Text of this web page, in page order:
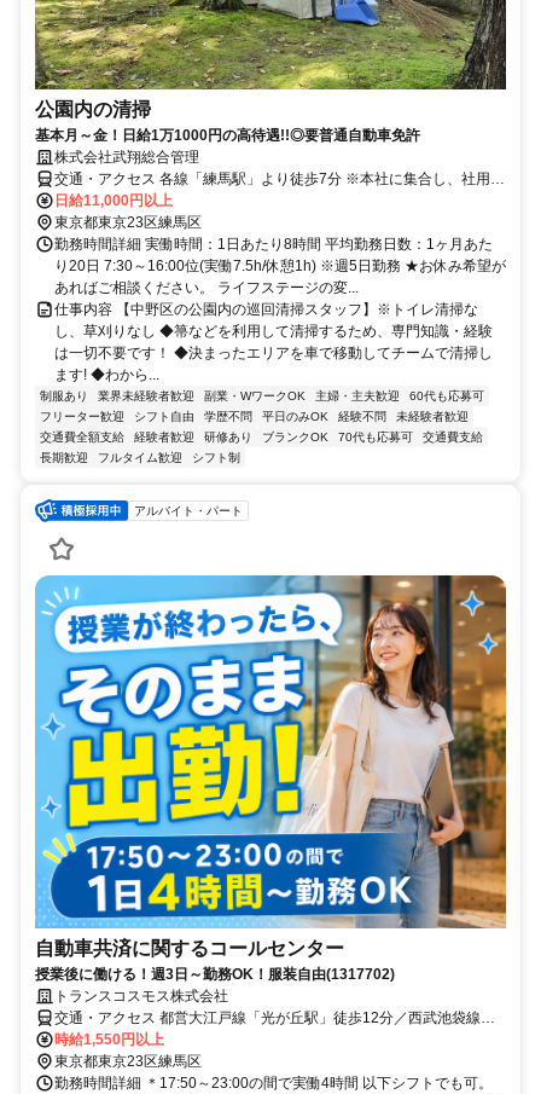
公園内の清掃
基本月～金！日給1万1000円の高待遇!!◎要普通自動車免許
株式会社武翔総合管理
交通・アクセス 各線「練馬駅」より徒歩7分 ※本社に集合し、社用車
で指定されたエリアに向かいます！
日給11,000円以上
東京都東京23区練馬区
勤務時間詳細 実働時間：1日あたり8時間 平均勤務日数：1ヶ月あた
り20日 7:30～16:00位(実働7.5h/休憩1h) ※週5日勤務 ★お休み希望が
あればご相談ください。 ライフステージの変...
仕事内容 【中野区の公園内の巡回清掃スタッフ】※トイレ清掃な
し、草刈りなし ◆箒などを利用して清掃するため、専門知識・経験
は一切不要です！ ◆決まったエリアを車で移動してチームで清掃し
ます! ◆わから...
制服あり 業界未経験者歓迎 副業・WワークOK 主婦・主夫歓迎
60代も応募可
フリーター歓迎
シフト自由 学歴不問 平日のみOK 経験不問
未経験者歓迎
交通費全額支給
経験者歓迎 研修あり ブランクOK 70代も応募可
交通費支給
長期歓迎
フルタイム歓迎 シフト制
アルバイト・パート
自動車共済に関するコールセンター
授業後に働ける！週3日～勤務OK！服装自由(1317702)
トランスコスモス株式会社
交通・アクセス 都営大江戸線「光が丘駅」徒歩12分／西武池袋線
「石神井公園駅」より西武バス「ホテルカデンツァ東京」下車徒歩2
分／東武東上線「成増駅」より西武バス「ホテルカデンツァ東京」下
車徒歩1分
時給1,550円以上
東京都東京23区練馬区
勤務時間詳細 ＊17:50～23:00の間で実働4時間 以下シフトでも可。